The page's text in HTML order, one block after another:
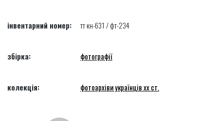
інвентарний номер: тт кн-631 / фт-234
збірка: фотографії
колекція: фотоархіви українців хх ст.